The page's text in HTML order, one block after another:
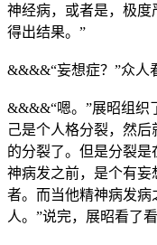
神经病，或者是，极
得出结果。”
&&&&“妄想症？”众人
&&&&“嗯。”展昭组织
己是个人格分裂，然
的分裂了。但是分裂
神病发之前，是个有
者。而当他精神病发
人。”说完，展昭看了